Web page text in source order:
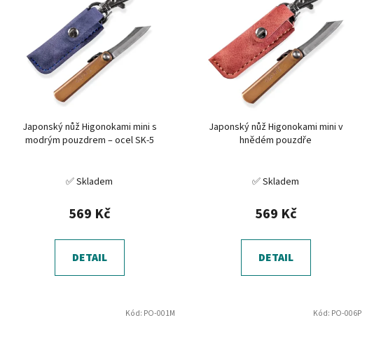
Japonský nůž Higonokami mini s
modrým pouzdrem – ocel SK-5
✅ Skladem
569 Kč
DETAIL
Japonský nůž Higonokami mini v
hnědém pouzdře
✅ Skladem
569 Kč
DETAIL
Kód: PO-001M Kód: PO-006P